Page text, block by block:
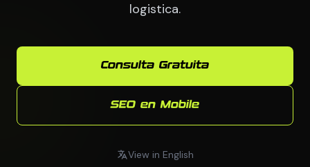
logistica.
Consulta Gratuita
SEO en Mobile
View in English